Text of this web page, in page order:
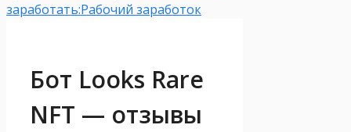
заработать:Рабочий заработок
Бот Looks Rare
NFT — отзывы